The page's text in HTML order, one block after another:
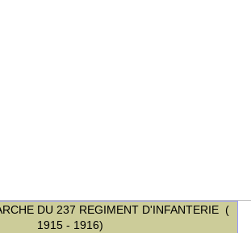
DU 237 REGIMENT D'INFANTERIE (
1915 - 1916)